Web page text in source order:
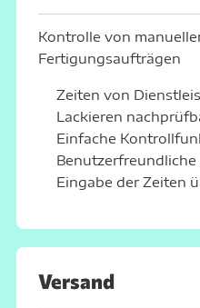
Kontrolle von
Fertigungsaufträgen
Zeiten von
Lackieren
Einfache
Benutzerfreundliche
Eingabe der Zeiten
Versand